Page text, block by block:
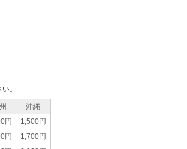
。
沖縄
円
1,500円
円
1,700円